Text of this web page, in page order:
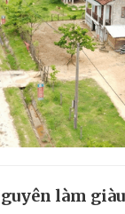
làm